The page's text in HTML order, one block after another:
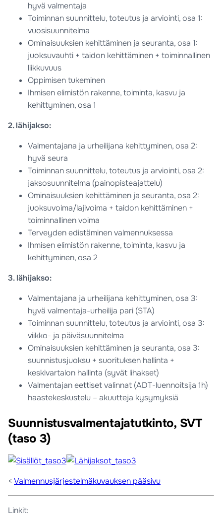
hyvä valmentaja
Toiminnan suunnittelu, toteutus ja arviointi, osa 1:
vuosisuunnitelma
Ominaisuuksien kehittäminen ja seuranta, osa 1:
juoksuvauhti + taidon kehittäminen + toiminnallinen
liikkuvuus
Oppimisen tukeminen
Ihmisen elimistön rakenne, toiminta, kasvu ja
kehittyminen, osa 1
2. lähijakso:
Valmentajana ja urheilijana kehittyminen, osa 2:
hyvä seura
Toiminnan suunnittelu, toteutus ja arviointi, osa 2:
jaksosuunnitelma (painopisteajattelu)
Ominaisuuksien kehittäminen ja seuranta, osa 2:
juoksuvoima/lajivoima + taidon kehittäminen +
toiminnallinen voima
Terveyden edistäminen valmennuksessa
Ihmisen elimistön rakenne, toiminta, kasvu ja
kehittyminen, osa 2
3. lähijakso:
Valmentajana ja urheilijana kehittyminen, osa 3:
hyvä valmentaja-urheilija pari (STA)
Toiminnan suunnittelu, toteutus ja arviointi, osa 3:
viikko- ja päiväsuunnitelma
Ominaisuuksien kehittäminen ja seuranta, osa 3:
suunnistusjuoksu + suorituksen hallinta +
keskivartalon hallinta (syvät lihakset)
Valmentajan eettiset valinnat (ADT-luennoitsija 1h)
haastekeskustelu – akuutteja kysymyksiä
Suunnistusvalmentajatutkinto, SVT
(taso 3)
< Valmennusjärjestelmäkuvauksen pääsivu
Linkit: